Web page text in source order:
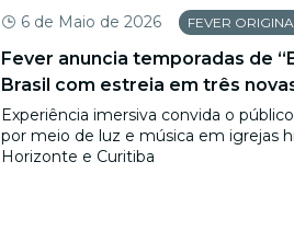
6 de Maio de 2026 FEVER
Fever anuncia temporadas de
Brasil com estreia em três
Experiência imersiva convida o
por meio de luz e música em igrejas
Horizonte e Curitiba